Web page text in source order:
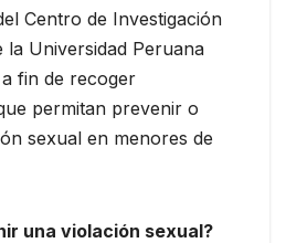
Centro de Investigación
la Universidad Peruana
fin de recoger
permitan prevenir o
sexual en menores de
una violación sexual?